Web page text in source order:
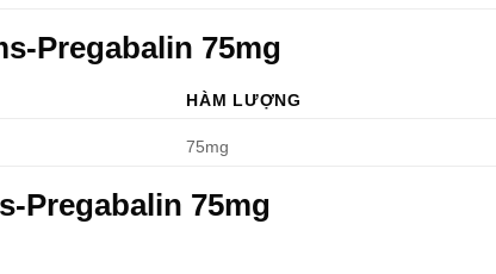
Pregabalin 75mg
HÀM LƯỢNG
75mg
Pregabalin 75mg